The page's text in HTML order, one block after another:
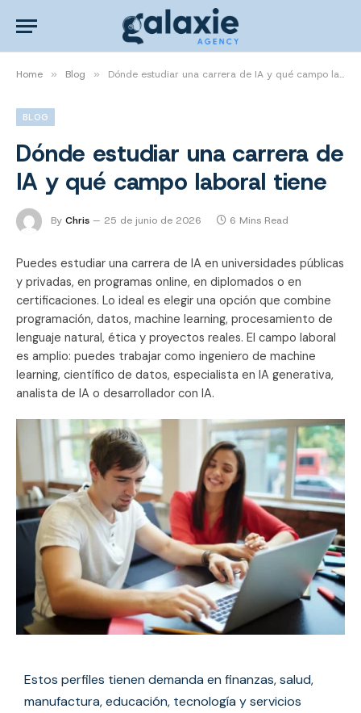
Home » Blog » Dónde estudiar una carrera de IA y qué campo laboral tiene
BLOG
Dónde estudiar una carrera de
IA y qué campo laboral tiene
By Chris 25 de junio de 2026 6 Mins Read
Puedes estudiar una carrera de IA en universidades públicas
y privadas, en programas online, en diplomados o en
certificaciones. Lo ideal es elegir una opción que combine
programación, datos, machine learning, procesamiento de
lenguaje natural, ética y proyectos reales. El campo laboral
es amplio: puedes trabajar como ingeniero de machine
learning, científico de datos, especialista en IA generativa,
analista de IA o desarrollador con IA.
Estos perfiles tienen demanda en finanzas, salud,
manufactura, educación, tecnología y servicios